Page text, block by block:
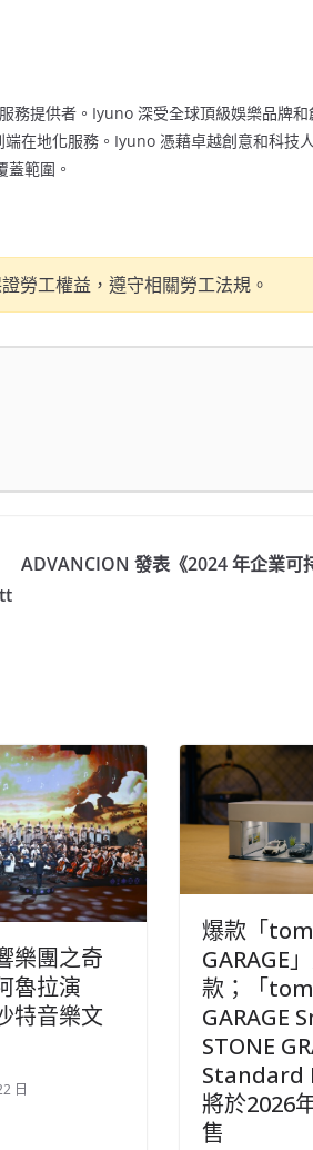
務提供者。Iyuno 深受全球頂級娛樂品牌
在地化服務。Iyuno 憑藉卓越創意和科技
範圍。
勞工權益，遵守相關勞工法規。
ADVANCION 發表《2024 年企業可
樂團之奇
魯拉演
特音樂文
日
爆款「
GARAGE
款；「
GARAGE
STONE
Standard
將於2026
售